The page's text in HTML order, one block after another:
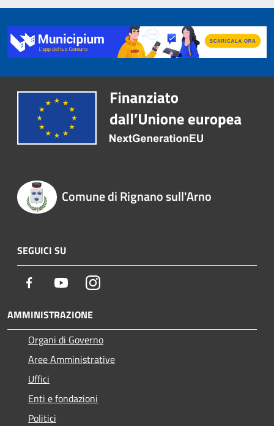
Comune di Rignano sull'Arno
SEGUICI SU
Facebook YoutubeInstagram
AMMINISTRAZIONE
Organi di Governo
Aree Amministrative
Uffici
Enti e fondazioni
Politici